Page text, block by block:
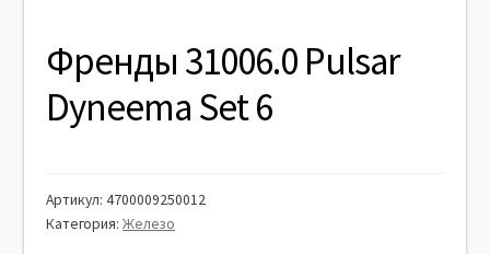
Френды 31006.0 Pulsar
Dyneema Set 6
Артикул:4700009250012
Категория:Железо